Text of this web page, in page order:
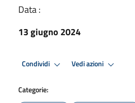
Data :
13 giugno 2024
Condividi Vedi azioni
Categorie: